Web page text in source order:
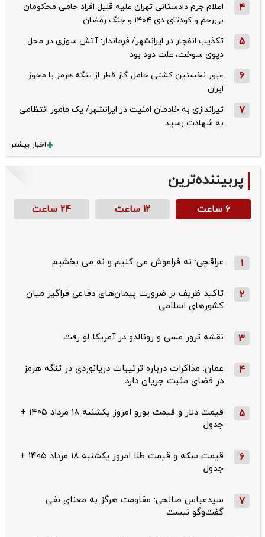
4
اعلام جرم دادستانی تهران علیه قلیل افراد حامی محکومان
بی‌رحم و کودتای دی‌ ۱۴۰۴ و جنگ رمضان
5
تکذیب ‌انفجار در ایرانشهر/ فرماندار: آتش سوزی در محل
دپوی سوخت، علت دود بود
6
عبور نخستین کشتی حامل گاز قطر از تنگه هرمز با مجوز
ایران
7
تیراندازی به خادمان امنیت در ایرانشهر/ یک مأمور انتظامی
به شهادت رسید
اخبار بیشتر
پربیننده‌ترین
۶ ساعت ۱۲ ساعت ۲۴ ساعت
1 عراقچی: نه فراموش می کنیم و نه می بخشیم
2
تاکید ظریف بر ضرورت پیمان‌های دفاعی فراگیر میان
کشورهای اسلامی
3 نقشه ترور مسی و رونالدو در آمریکا لو رفت
4
عمان: مذاکرات درباره ترتیبات دریانوردی در تنگه هرمز
در فضای مثبت جریان دارد
5
قیمت دلار و قیمت یورو امروز یکشنبه ۱۸ مرداد ۱۴۰۵ +
جدول
6
قیمت سکه و قیمت طلا امروز یکشنبه ۱۸ مرداد ۱۴۰۵ +
جدول
7
سیدعباس صالحی: مقاومت هرگز به معنای نفی
گفت‌وگو نیست